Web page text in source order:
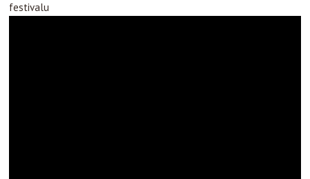
festivalu